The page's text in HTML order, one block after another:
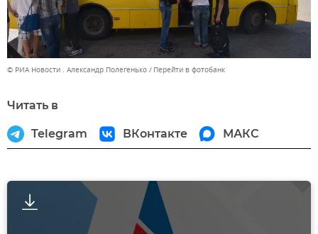
© РИА Новости . Александр Полегенько Перейти в фотобанк
Читать в
Telegram ВКонтакте МАКС